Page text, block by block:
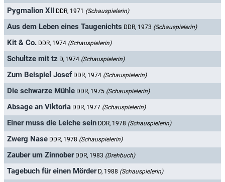
Pygmalion XII DDR, 1971 (Schauspielerin)
Aus dem Leben eines Taugenichts DDR, 1973 (Schauspielerin)
Kit & Co. DDR, 1974 (Schauspielerin)
Schultze mit tz D, 1974 (Schauspielerin)
Zum Beispiel Josef DDR, 1974 (Schauspielerin)
Die schwarze Mühle DDR, 1975 (Schauspielerin)
Absage an Viktoria DDR, 1977 (Schauspielerin)
Einer muss die Leiche sein DDR, 1978 (Schauspielerin)
Zwerg Nase DDR, 1978 (Schauspielerin)
Zauber um Zinnober DDR, 1983 (Drehbuch)
Tagebuch für einen Mörder D, 1988 (Schauspielerin)